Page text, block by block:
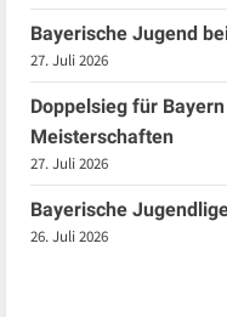
Bayerische Jugend
27. Juli 2026
Doppelsieg für
Meisterschaften
27. Juli 2026
Bayerische
26. Juli 2026